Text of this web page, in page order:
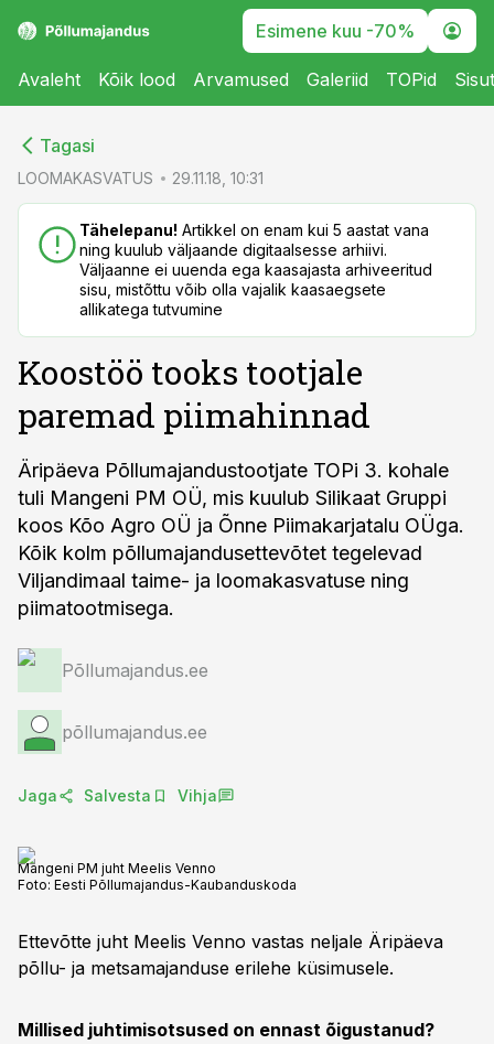
Esimene kuu -70%
Avaleht Kõik lood Arvamused Galeriid TOPid
Tagasi
LOOMAKASVATUS 29.11.18, 10:31
Tähelepanu! Artikkel on enam kui 5 aastat vana
ning kuulub väljaande digitaalsesse arhiivi.
Väljaanne ei uuenda ega kaasajasta arhiveeritud
sisu, mistõttu võib olla vajalik kaasaegsete
allikatega tutvumine
Koostöö tooks tootjale
paremad piimahinnad
Äripäeva Põllumajandustootjate TOPi 3. kohale
tuli Mangeni PM OÜ, mis kuulub Silikaat Gruppi
koos Kõo Agro OÜ ja Õnne Piimakarjatalu OÜga.
Kõik kolm põllumajandusettevõtet tegelevad
Viljandimaal taime- ja loomakasvatuse ning
piimatootmisega.
Põllumajandus.ee
põllumajandus.ee
Jaga Salvesta Vihja
Mangeni PM juht Meelis Venno
Foto: Eesti Põllumajandus-Kaubanduskoda
Ettevõtte juht Meelis Venno vastas neljale Äripäeva
põllu- ja metsamajanduse erilehe küsimusele.
Millised juhtimisotsused on ennast õigustanud?